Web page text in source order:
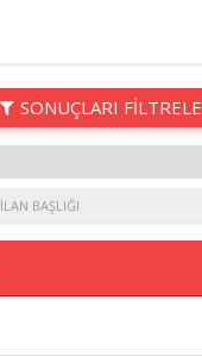
SONUÇLARI FİLTRELE
İLAN BAŞLIĞI